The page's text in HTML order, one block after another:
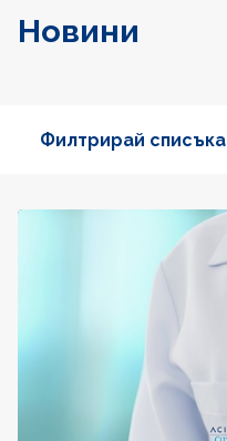
Новини
Филтрирай списъка